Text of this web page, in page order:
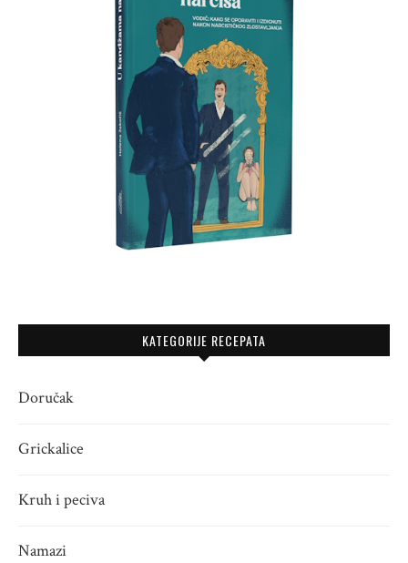
KATEGORIJE RECEPATA
Doručak
Grickalice
Kruh i peciva
Namazi